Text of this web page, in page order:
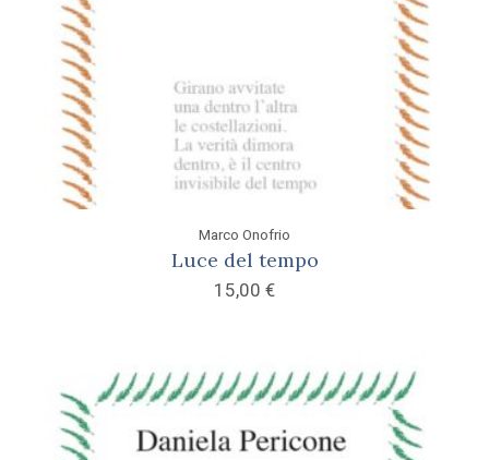
Marco Onofrio
Luce del tempo
15,00 €